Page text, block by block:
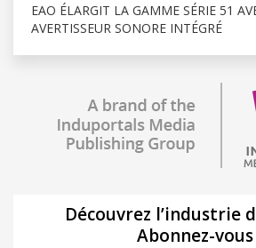
EAO ÉLARGIT LA GAMME SÉRIE 51
AVERTISSEUR SONORE INTÉGRÉ
Découvrez l’industrie
Abonnez-vous